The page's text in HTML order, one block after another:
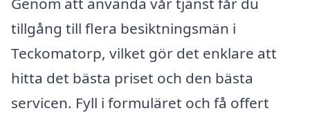
tillgång till flera besiktningsmän i
Teckomatorp, vilket gör det enklare att
hitta det bästa priset och den bästa
servicen. Fyll i formuläret och få offert